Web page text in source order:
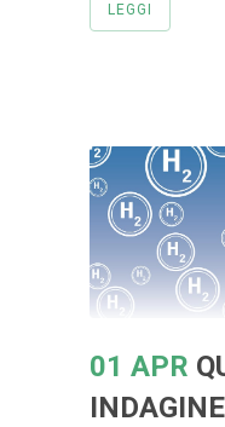
LEGGI
01 APR